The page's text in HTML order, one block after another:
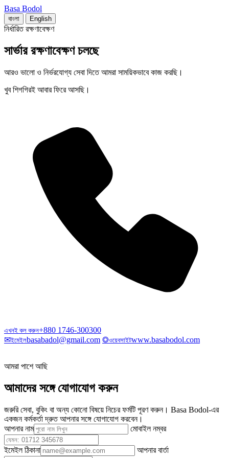
Basa Bodol
বাংলা English
নির্ধারিত রক্ষণাবেক্ষণ
সার্ভার রক্ষণাবেক্ষণ চলছে
আরও ভালো ও নির্ভরযোগ্য সেবা দিতে আমরা সাময়িকভাবে কাজ করছি।
খুব শিগগিরই আবার ফিরে আসছি।
এখনই কল করুন+880 1746-300300
✉ইমেইলbasabadol@gmail.com ◎ওয়েবসাইটwww.basabodol.com
আমরা পাশে আছি
আমাদের সঙ্গে যোগাযোগ করুন
জরুরি সেবা, বুকিং বা অন্য কোনো বিষয়ে নিচের ফর্মটি পূরণ করুন। Basa Bodol-এর
একজন কর্মকর্তা দ্রুত আপনার সঙ্গে যোগাযোগ করবেন।
আপনার নাম
মোবাইল নম্বর
ইমেইল ঠিকানা আপনার বার্তা